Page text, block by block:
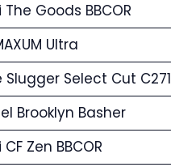
Goods BBCOR
Ultra
Slugger Select Cut C271
Brooklyn Basher
Zen BBCOR